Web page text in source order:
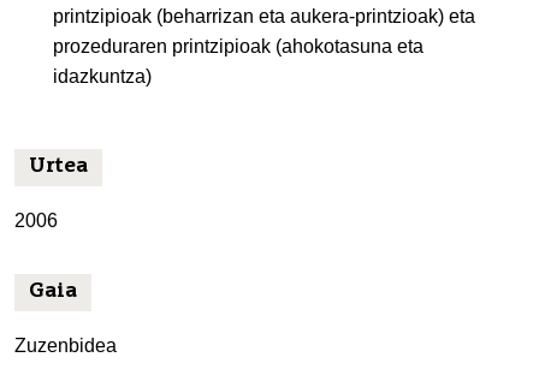
printzipioak (beharrizan eta aukera-printzioak) eta
prozeduraren printzipioak (ahokotasuna eta
idazkuntza)
Urtea
2006
Gaia
Zuzenbidea